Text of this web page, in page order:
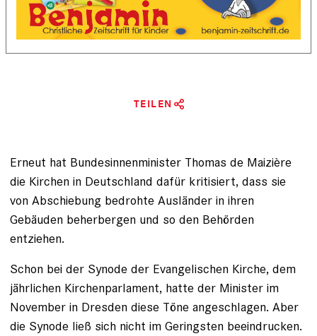
TEILEN
Erneut hat Bundesinnenminister Thomas de Maizière
die Kirchen in Deutschland dafür kritisiert, dass sie
von Abschiebung bedrohte Ausländer in ihren
Gebäuden beherbergen und so den Be­hörden
entziehen.
Schon bei der Synode der Evangelischen Kirche, dem
jährlichen Kirchenparlament, hatte der Minister im
November in Dresden diese Töne angeschlagen. Aber
die Synode ließ sich nicht im Geringsten beeindrucken.